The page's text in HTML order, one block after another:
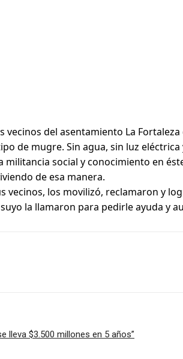
vecinos del asentamiento La
de mugre. Sin agua, sin luz
militancia social y conocimiento en
de esa manera.
vecinos, los movilizó, reclamaron y
la llamaron para pedirle ayuda y
lleva $3.500 millones en 5 años”